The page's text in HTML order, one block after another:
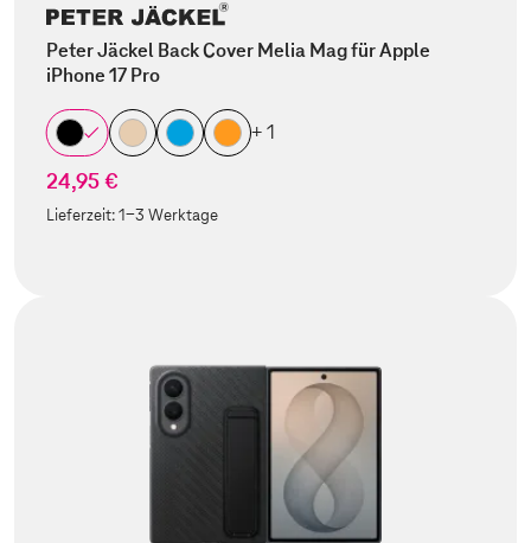
Peter Jäckel Back Cover Melia Mag für Apple
iPhone 17 Pro
+ 1
24,95 €
Lieferzeit:1-3 Werktage